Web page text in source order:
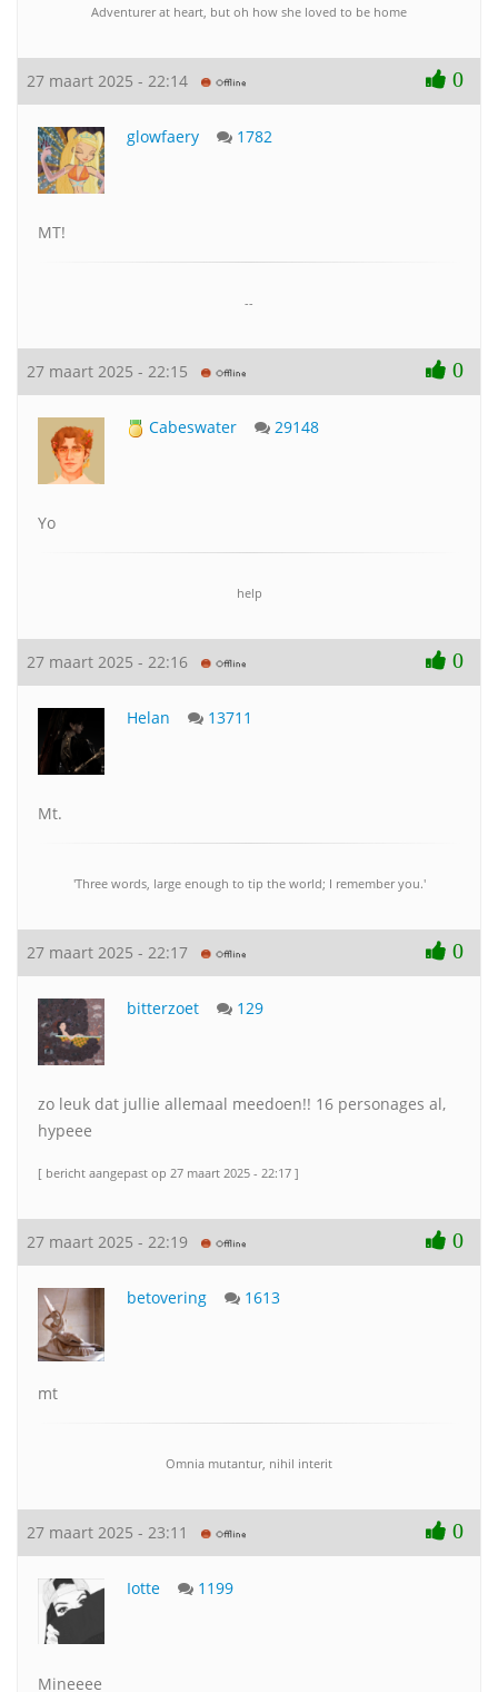
Adventurer at heart, but oh how she loved to be home
27 maart 2025 - 22:14 0
glowfaery 1782
MT!
--
27 maart 2025 - 22:15 0
Cabeswater 29148
Yo
help
27 maart 2025 - 22:16 0
Helan 13711
Mt.
'Three words, large enough to tip the world; I remember you.'
27 maart 2025 - 22:17 0
bitterzoet 129
zo leuk dat jullie allemaal meedoen!! 16 personages al,
hypeee
[ bericht aangepast op 27 maart 2025 - 22:17 ]
27 maart 2025 - 22:19 0
betovering 1613
mt
Omnia mutantur, nihil interit
27 maart 2025 - 23:11 0
Iotte 1199
Mineeee